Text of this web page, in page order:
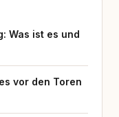
Was ist es und
vor den Toren